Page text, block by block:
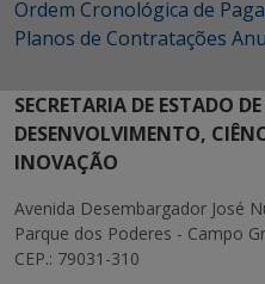
Ordem Cronológica de
Planos de Contratações
SECRETARIA DE ESTADO
DESENVOLVIMENTO,
INOVAÇÃO
Avenida Desembargador José
Parque dos Poderes - Campo
CEP.: 79031-310